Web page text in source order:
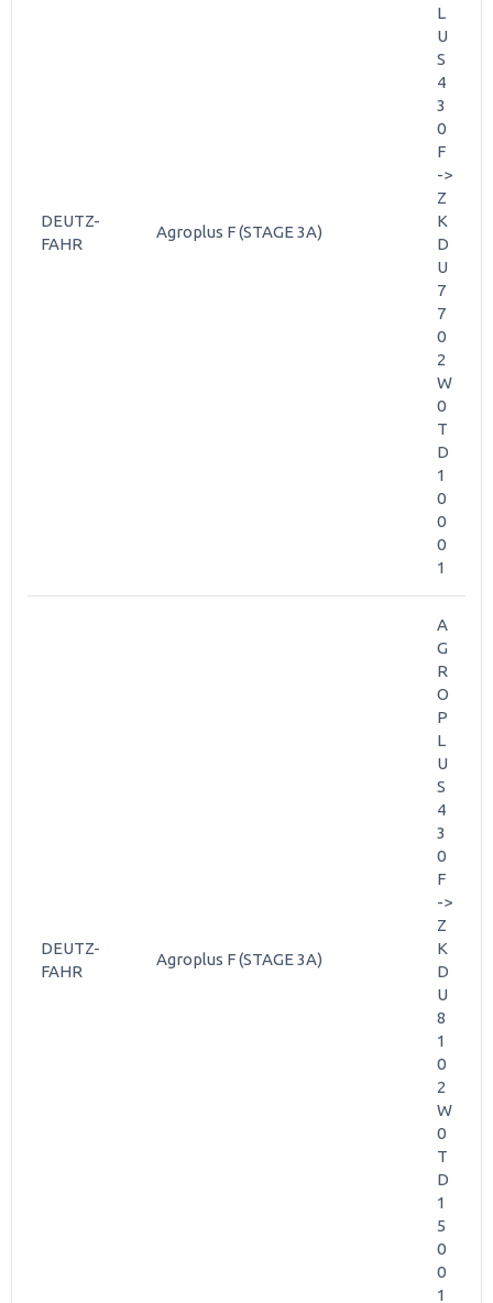
DEUTZ-
FAHR
Agroplus F (STAGE 3A)
L
U
S
4
3
0
F
->
Z
K
D
U
7
7
0
2
W
0
T
D
1
0
0
0
1
DEUTZ-
FAHR
Agroplus F (STAGE 3A)
A
G
R
O
P
L
U
S
4
3
0
F
->
Z
K
D
U
8
1
0
2
W
0
T
D
1
5
0
0
1